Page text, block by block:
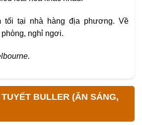
tối tại nhà hàng địa phương. Về
nghỉ ngơi.
BULLER (ĂN SÁNG,